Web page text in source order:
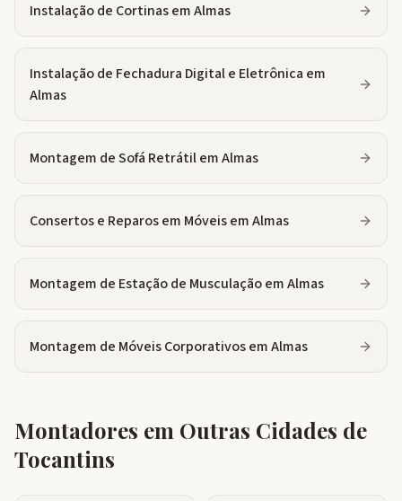
Instalação de CortinasemAlmas
Instalação de Fechadura Digital e Eletrônica em
Almas
Montagem de Sofá RetrátilemAlmas
Consertos e Reparos em MóveisemAlmas
Montagem de Estação de MusculaçãoemAlmas
Montagem de Móveis CorporativosemAlmas
Montadores em Outras Cidades de
Tocantins